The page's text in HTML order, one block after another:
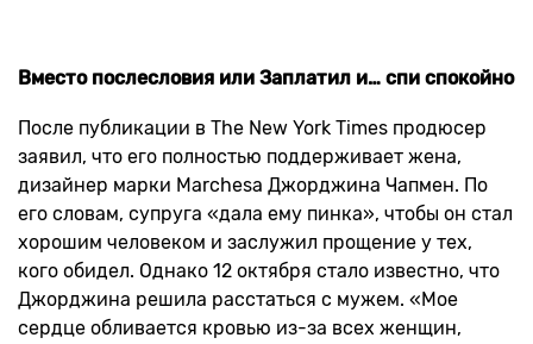
Вместо послесловия или Заплатил и… спи спокойно
После публикации в The New York Times продюсер
заявил, что его полностью поддерживает жена,
дизайнер марки Marchesa Джорджина Чапмен. По
его словам, супруга «дала ему пинка», чтобы он стал
хорошим человеком и заслужил прощение у тех,
кого обидел. Однако 12 октября стало известно, что
Джорджина решила расстаться с мужем. «Мое
сердце обливается кровью из-за всех женщин,